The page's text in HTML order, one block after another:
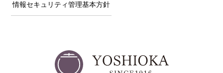
情報セキュリティ管理基本方針